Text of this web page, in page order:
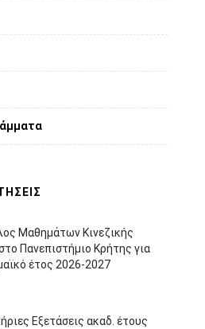
Μαθημάτων Κινεζικής
Πανεπιστήμιο Κρήτης για
έτος 2026-2027
Εξετάσεις ακαδ. έτους